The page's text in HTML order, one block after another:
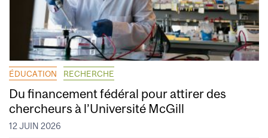
ÉDUCATION RECHERCHE
Du financement fédéral pour attirer des
chercheurs à l’Université McGill
12 JUIN 2026